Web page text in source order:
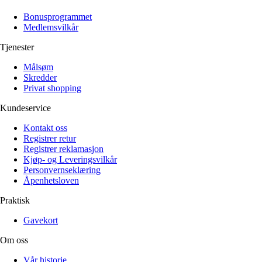
Klær
Reise
Informasjon
Tilbehør
Lukk
Alle artikler
Klær
Reise
Informasjon
Tilbehør
Målsøm
Lukk
Bonusprogrammet
Medlemsvilkår
Tjenester
Målsøm
Skredder
Privat shopping
Kundeservice
Kontakt oss
Registrer retur
Registrer reklamasjon
Kjøp- og Leveringsvilkår
Personvernseklæring
Åpenhetsloven
Praktisk
Gavekort
Om oss
Vår historie